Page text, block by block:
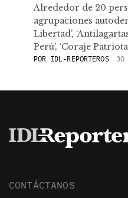
Alrededor de 20
agrupaciones
Libertad’,
Perú’, ‘Coraje
POR IDL-REPORTEROS 30
CONTÁCTANOS